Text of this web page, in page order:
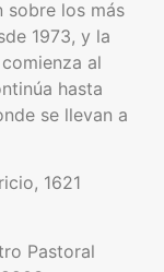
sobre los más
1973, y la
al
hasta
se llevan a
1621
Pastoral